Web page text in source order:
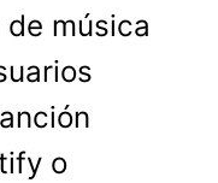
música
o